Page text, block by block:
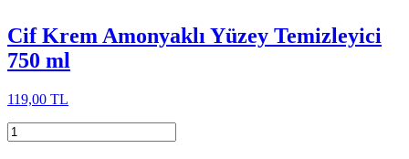
Cif Krem Amonyaklı Yüzey Temizleyici
750 ml
119,00 TL